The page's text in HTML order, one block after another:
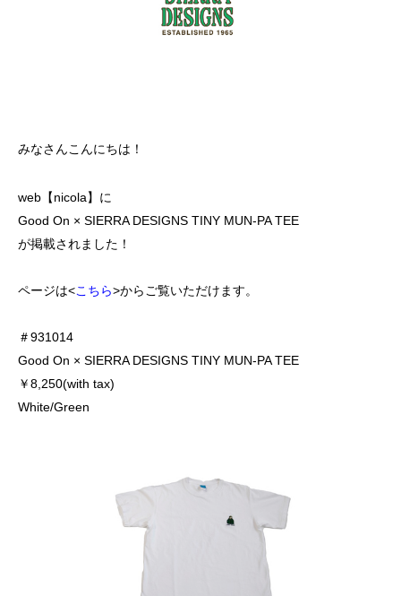
みなさんこんにちは！
web【nicola】に
Good On × SIERRA DESIGNS TINY MUN-PA TEE
が掲載されました！
ページは<こちら>からご覧いただけます。
＃931014
Good On × SIERRA DESIGNS TINY MUN-PA TEE
￥8,250(with tax)
White/Green